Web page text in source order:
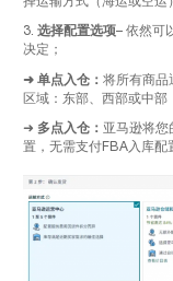
3. 选择配置选项– 依然可
决定；
➜ 单点入仓： 将所有商品
区域：东部、西部或中部
➜ 多点入仓： 亚马逊将您
置，无需支付FBA入库配